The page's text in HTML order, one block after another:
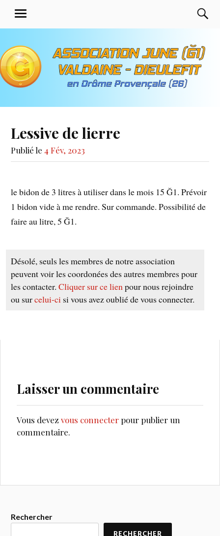
contenu
Valdaine Dieulefit en
MENU
Lessive de lierre
Publié le4 Fév, 2023
le bidon de 3 litres à utiliser dans le mois 15 Ğ1. Prévoir
1 bidon vide à me rendre. Sur commande. Possibilité de
faire au litre, 5 Ğ1.
Désolé, seuls les membres de notre association
peuvent voir les coordonées des autres membres pour
les contacter.Cliquer sur ce lien pour nous rejoindre
ou surcelui-ci si vous avez oublié de vous connecter.
Laisser un commentaire
Vous devezvous connecterpour publier un
commentaire.
Rechercher
RECHERCHER